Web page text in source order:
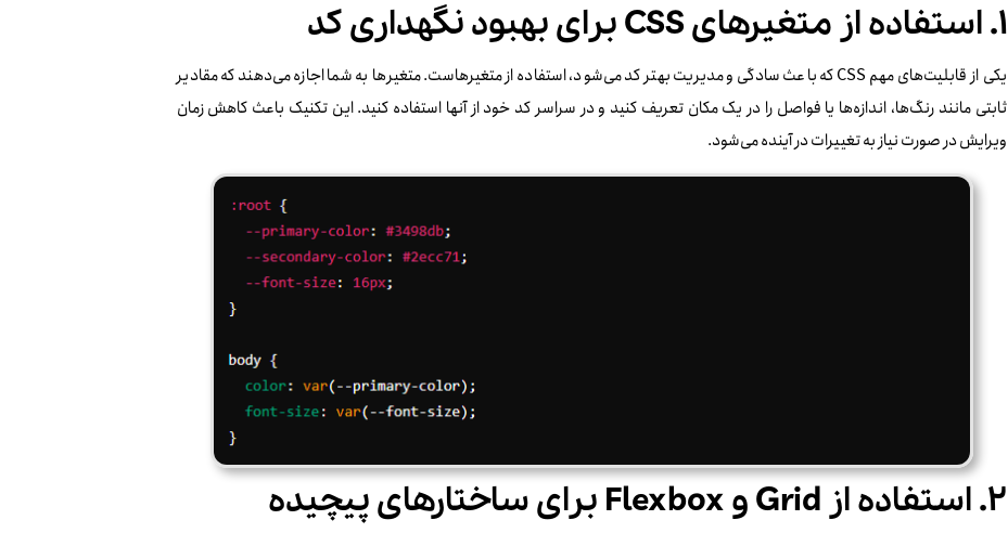
۱. استفاده از متغیرهای CSS برای بهبود نگهداری کد
یکی از قابلیت‌های مهم CSS که باعث سادگی و مدیریت بهتر کد می‌شود، استفاده از متغیرهاست. متغیرها به شما اجازه می‌دهند که مقادیر
ثابتی مانند رنگ‌ها، اندازه‌ها یا فواصل را در یک مکان تعریف کنید و در سراسر کد خود از آنها استفاده کنید. این تکنیک باعث کاهش زمان
ویرایش در صورت نیاز به تغییرات در آینده می‌شود.
۲. استفاده از Grid و Flexbox برای ساختارهای پیچیده